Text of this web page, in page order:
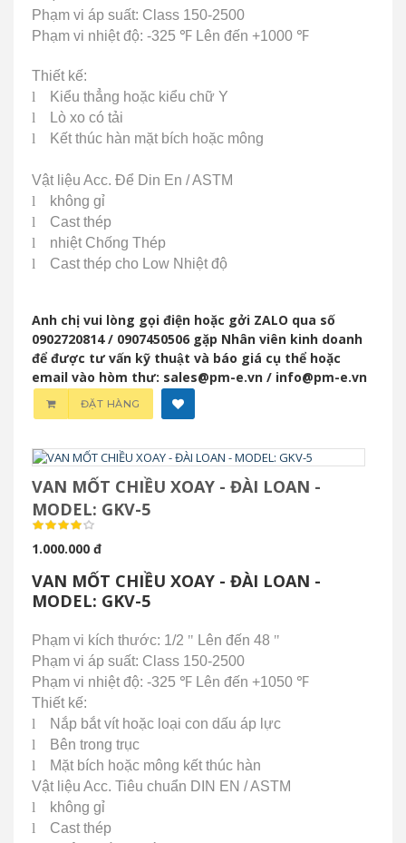
Phạm vi áp suất: Class 150-2500
Phạm vi nhiệt độ: -325 ℉ Lên đến +1000 ℉
Thiết kế:
l
Kiểu thẳng hoặc kiểu chữ Y
l
Lò xo có tải
l
Kết thúc hàn mặt bích hoặc mông
Vật liệu Acc. Để Din En / ASTM
l
không gỉ
l
Cast thép
l
nhiệt Chống Thép
l
Cast thép cho Low Nhiệt độ
Anh chị vui lòng gọi điện hoặc gởi ZALO qua số
0902720814 / 0907450506 gặp Nhân viên kinh doanh
để được tư vấn kỹ thuật và báo giá cụ thể hoặc
email vào hòm thư: sales@pm-e.vn / info@pm-e.vn
ĐẶT HÀNG
VAN MỐT CHIỀU XOAY - ĐÀI LOAN -
MODEL: GKV-5
1.000.000 đ
VAN MỐT CHIỀU XOAY - ĐÀI LOAN -
MODEL: GKV-5
Phạm vi kích thước: 1/2 " Lên đến 48 "
Phạm vi áp suất: Class 150-2500
Phạm vi nhiệt độ: -325 ℉ Lên đến +1050 ℉
Thiết kế:
l
Nắp bắt vít hoặc loại con dấu áp lực
l
Bên trong trục
l
Mặt bích hoặc mông kết thúc hàn
Vật liệu Acc. Tiêu chuẩn DIN EN / ASTM
l
không gỉ
l
Cast thép